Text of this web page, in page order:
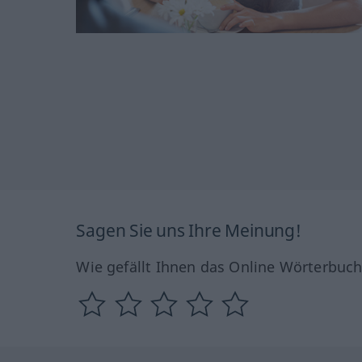
Sagen Sie uns Ihre Meinung!
Wie gefällt Ihnen das Online